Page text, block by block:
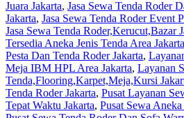
Juara Jakarta, Jasa Sewa Tenda Roder
Jakarta, Jasa Sewa Tenda Roder Event
Jasa Sewa Tenda Roder,Kerucut,Bazar
Tersedia Aneka Jenis Tenda Area Jakarta
Pesta Dan Tenda Roder Jakarta,
Meja IBM HPL Area Jakarta, Layanan
Tenda,Flooring,Karpet,Meja,Kursi
Tenda Roder Jakarta, Pusat Layanan
Tepat Waktu Jakarta, Pusat Sewa